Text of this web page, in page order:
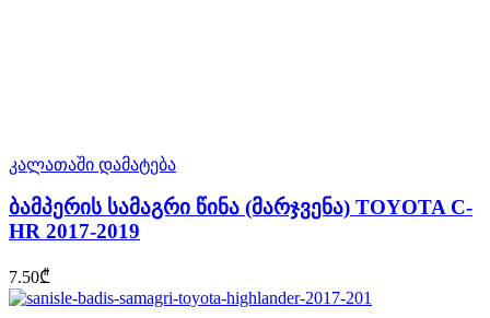
კალათაში დამატება
ბამპერის სამაგრი წინა (მარჯვენა) TOYOTA C-
HR 2017-2019
7.50₾